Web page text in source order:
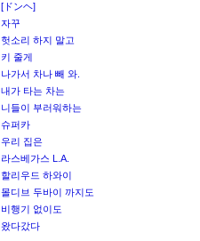
[ドンヘ]
자꾸
헛소리 하지 말고
키 줄게
나가서 차나 빼 와.
내가 타는 차는
니들이 부러워하는
슈퍼카
우리 집은
라스베가스 L.A.
할리우드 하와이
몰디브 두바이 까지도
비행기 없이도
왔다갔다